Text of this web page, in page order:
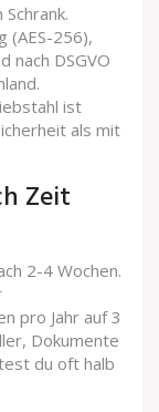
(AES-256),
nach DSGVO
ist
als mit
Zeit
2-4 Wochen.
pro Jahr auf 3
Dokumente
du oft halb